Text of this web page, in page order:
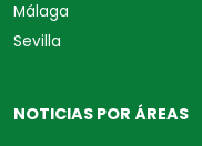
Málaga
Sevilla
NOTICIAS POR ÁREAS